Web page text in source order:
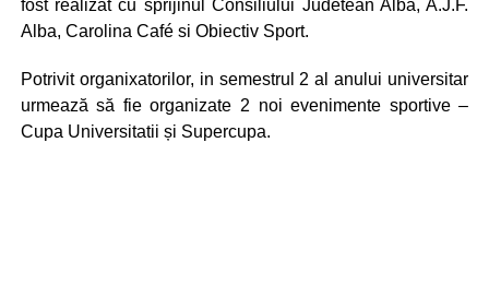
fost realizat cu sprijinul Consiliului Judetean Alba, A.J.F.
Alba, Carolina Café si Obiectiv Sport.
Potrivit organixatorilor, in semestrul 2 al anului universitar
urmează să fie organizate 2 noi evenimente sportive –
Cupa Universitatii și Supercupa.